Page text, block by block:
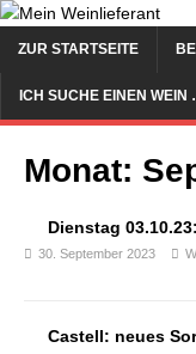
ZUR STARTSEITE
ICH SUCHE EINEN WEIN
Monat:
Dienstag
30. September 2023
Castell: neues